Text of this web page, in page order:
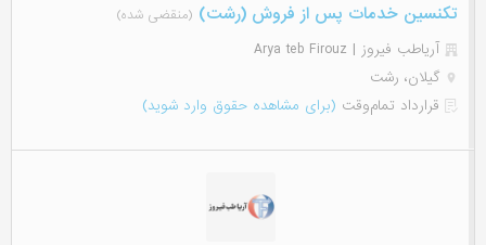
تکنسین خدمات پس از فروش (رشت) (منقضی شده)
آریاطب فیروز | Arya teb Firouz
گیلان، رشت
قرارداد تمام‌وقت (برای مشاهده حقوق وارد شوید)